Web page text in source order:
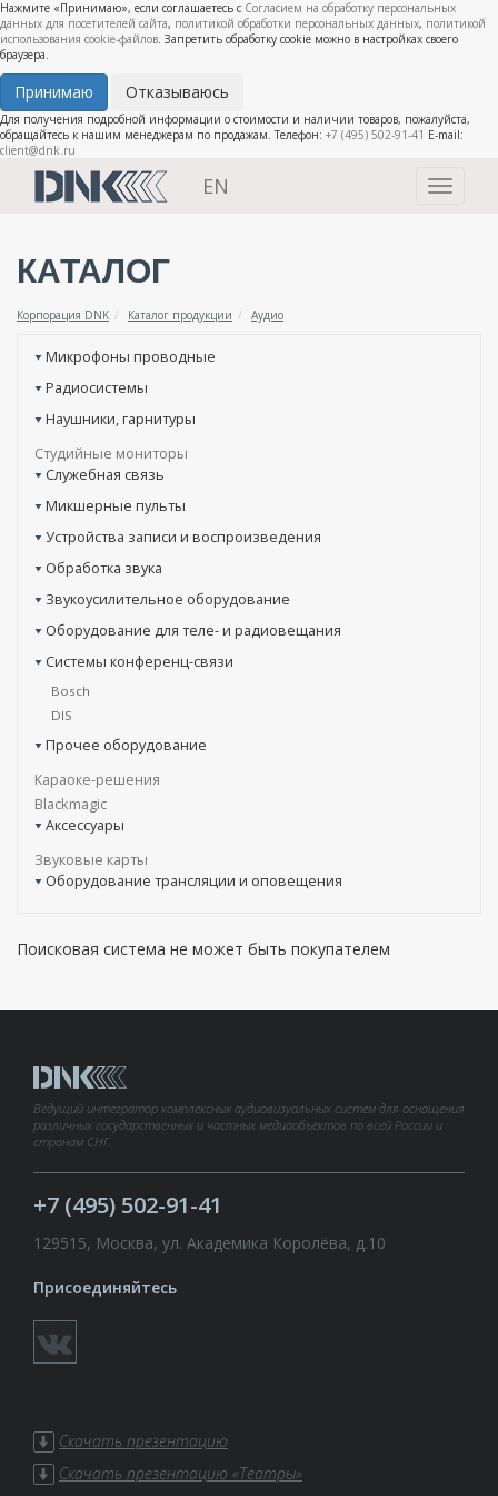
Нажмите «Принимаю», если соглашаетесь с Согласием на обработку персональных
данных для посетителей сайта, политикой обработки персональных данных, политикой
использования cookie-файлов. Запретить обработку cookie можно в настройках своего
браузера.
Принимаю Отказываюсь
Для получения подробной информации о стоимости и наличии товаров, пожалуйста,
обращайтесь к нашим менеджерам по продажам. Телефон: +7 (495) 502-91-41 E-mail:
client@dnk.ru
Toggle
EN
КАТАЛОГ
Корпорация DNK Каталог продукции Аудио
Микрофоны проводные
Радиосистемы
Наушники, гарнитуры
Студийные мониторы
Служебная связь
Микшерные пульты
Устройства записи и воспроизведения
Обработка звука
Звукоусилительное оборудование
Оборудование для теле- и радиовещания
Системы конференц-связи
Bosch
DIS
Прочее оборудование
Караоке-решения
Blackmagic
Аксессуары
Звуковые карты
Оборудование трансляции и оповещения
Поисковая система не может быть покупателем
Ведущий интегратор комплексных аудиовизуальных систем для оснащения
различных государственных и частных медиаобъектов по всей России и
странам СНГ.
+7 (495) 502-91-41
129515, Москва, ул. Академика Королёва, д.10
Присоединяйтесь
Скачать презентацию
Скачать презентацию «Театры»